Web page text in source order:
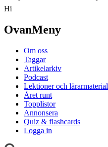
Hi
OvanMeny
Om oss
Taggar
Artikelarkiv
Podcast
Lektioner och lärarmaterial
Året runt
Topplistor
Annonsera
Quiz & flashcards
Logga in